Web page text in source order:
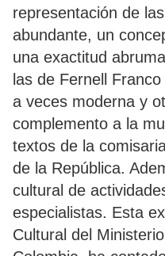
representación de
abundante, un
una exactitud
las de Fernell
a veces moderna y
complemento a la
textos de la
de la República.
cultural de
especialistas. Esta
Cultural del